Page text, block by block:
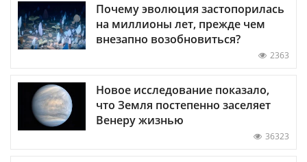
Почему эволюция застопорилась
на миллионы лет, прежде чем
внезапно возобновиться?
2363
Новое исследование показало,
что Земля постепенно заселяет
Венеру жизнью
36323